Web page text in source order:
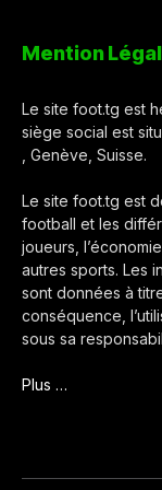
Mention
Le site foot.tg est
siège social est
, Genève, Suisse.
Le site foot.tg est
football et les
joueurs,
autres sports. Les
sont données à
conséquence,
sous sa
Plus …